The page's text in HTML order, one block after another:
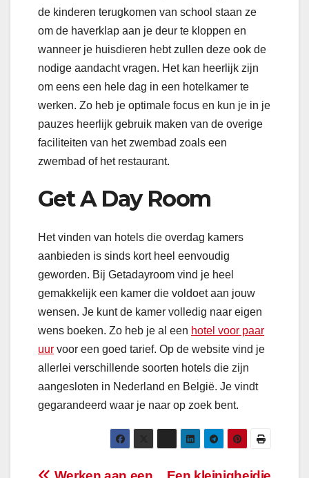
de kinderen terugkomen van school staan ze
om de haverklap aan je deur te kloppen en
wanneer je huisdieren hebt zullen deze ook de
nodige aandacht vragen. Het kan heerlijk zijn
om eens een hele dag in een hotelkamer te
werken. Zo heb je optimale focus en kun je in je
pauzes heerlijk gebruik maken van de overige
faciliteiten van het zwembad zoals een
zwembad of het restaurant.
Get A Day Room
Het vinden van hotels die overdag kamers
aanbieden is sinds kort heel eenvoudig
geworden. Bij Getadayroom vind je heel
gemakkelijk een kamer die voldoet aan jouw
wensen. Je kunt de kamer volledig naar eigen
wens boeken. Zo heb je al een hotel voor paar
uur voor een goed tarief. Op de website vind je
allerlei verschillende soorten hotels die zijn
aangesloten in Nederland en België. Je vindt
gegarandeerd waar je naar op zoek bent.